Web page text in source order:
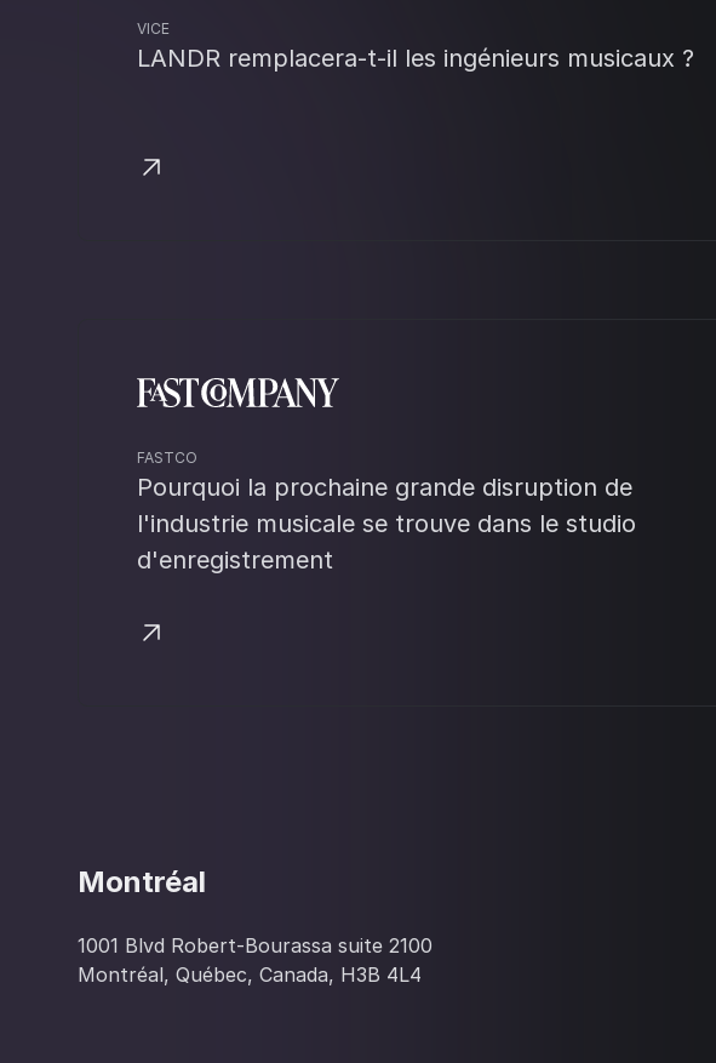
VICE
LANDR remplacera-t-il les ingénieurs musicaux ?
FASTCO
Pourquoi la prochaine grande disruption de
l'industrie musicale se trouve dans le studio
d'enregistrement
Montréal
1001 Blvd Robert-Bourassa suite 2100
Montréal, Québec, Canada, H3B 4L4